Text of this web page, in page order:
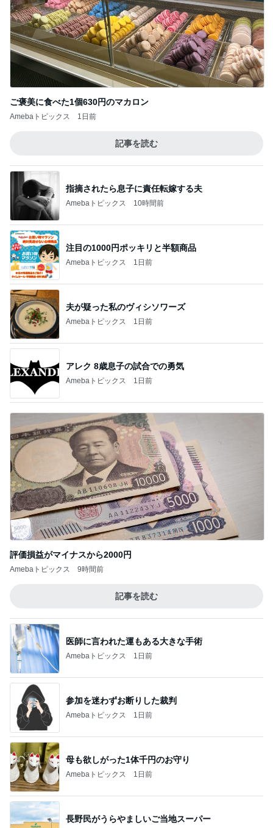
ご褒美に食べた1個630円のマカロン
Amebaトピックス 1日前
記事を読む
指摘されたら息子に責任転嫁する夫
Amebaトピックス 10時間前
注目の1000円ポッキリと半額商品
Amebaトピックス 1日前
夫が疑った私のヴィシソワーズ
Amebaトピックス 1日前
アレク 8歳息子の試合での勇気
Amebaトピックス 1日前
評価損益がマイナスから2000円
Amebaトピックス 9時間前
記事を読む
医師に言われた運もある大きな手術
Amebaトピックス 1日前
参加を迷わずお断りした裁判
Amebaトピックス 1日前
母も欲しがった1体千円のお守り
Amebaトピックス 1日前
長野民がうらやましいご当地スーパー